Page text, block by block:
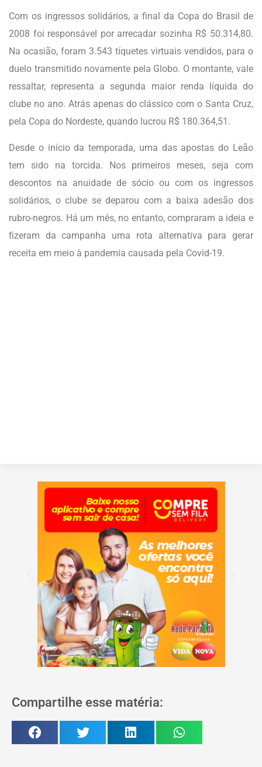
Com os ingressos solidários, a final da Copa do Brasil de
2008 foi responsável por arrecadar sozinha R$ 50.314,80.
Na ocasião, foram 3.543 tíquetes virtuais vendidos, para o
duelo transmitido novamente pela Globo. O montante, vale
ressaltar, representa a segunda maior renda líquida do
clube no ano. Atrás apenas do clássico com o Santa Cruz,
pela Copa do Nordeste, quando lucrou R$ 180.364,51.
Desde o início da temporada, uma das apostas do Leão
tem sido na torcida. Nos primeiros meses, seja com
descontos na anuidade de sócio ou com os ingressos
solidários, o clube se deparou com a baixa adesão dos
rubro-negros. Há um mês, no entanto, compraram a ideia e
fizeram da campanha uma rota alternativa para gerar
receita em meio à pandemia causada pela Covid-19.
Compartilhe esse matéria: